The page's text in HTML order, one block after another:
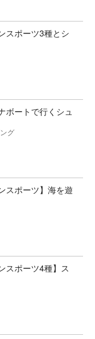
スポーツ3種とシ
ボートで行くシュ
グ
スポーツ】海を遊
スポーツ4種】ス